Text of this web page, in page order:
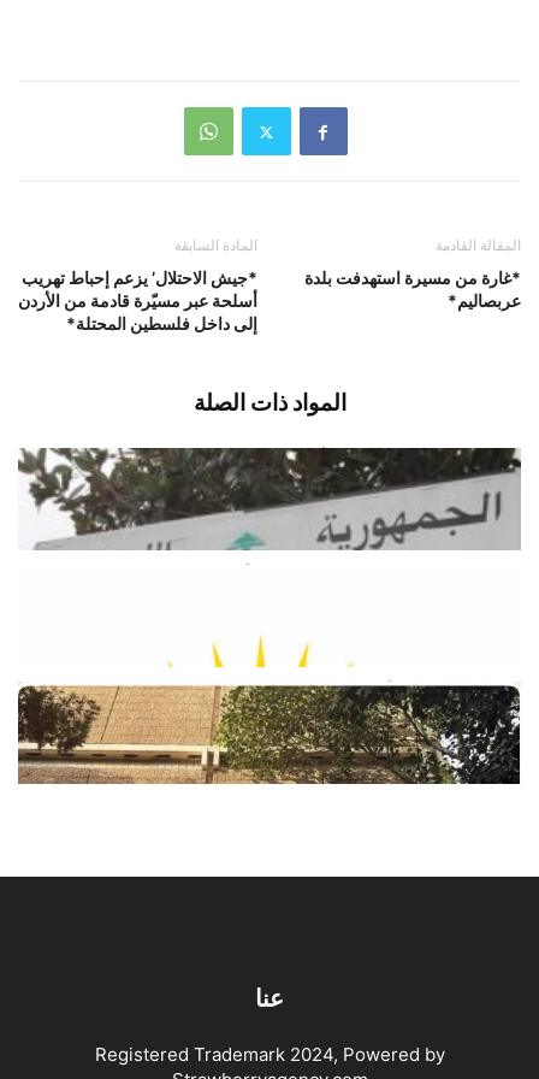
المادة السابقة
*جيش الاحتلال’ يزعم إحباط تهريب
أسلحة عبر مسيّرة قادمة من الأردن
إلى داخل فلسطين المحتلة*
المقالة القادمة
*غارة من مسيرة استهدفت بلدة
عربصاليم*
المواد ذات الصلة
وزارة الطاقة والمياه: لا أزمة محروقات…
ولا داعي للهلع
اخبار محلية أغسطس 9, 2026
نقابة موظفي «أوجيرو»: الإضراب هو
«الخيار الأخير
اخبار محلية أغسطس 9, 2026
عنا
Registered Trademark 2024, Powered by